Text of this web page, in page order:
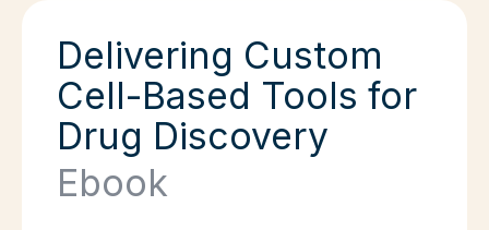
Delivering Custom
Cell-Based Tools for
Drug Discovery
Ebook